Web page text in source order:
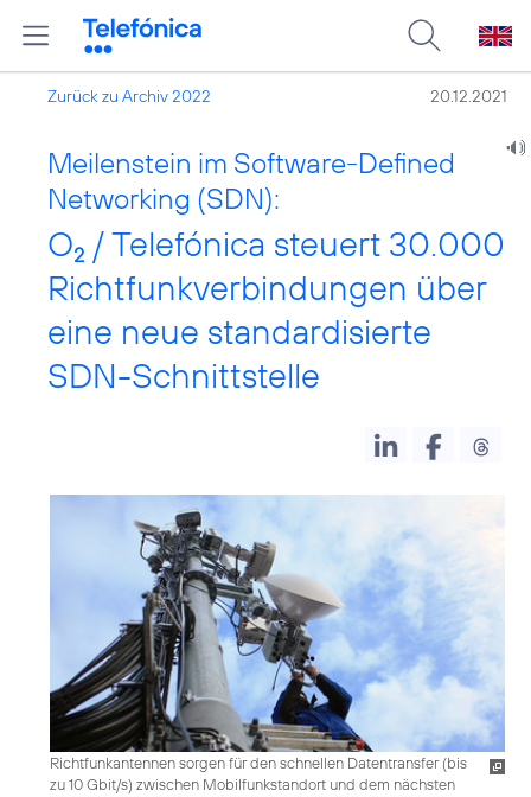
Zurück zu Archiv 2022 20.12.2021
Meilenstein im Software-Defined
Networking (SDN):
O2 / Telefónica steuert 30.000
Richtfunkverbindungen über
eine neue standardisierte
SDN-Schnittstelle
Richtfunkantennen sorgen für den schnellen Datentransfer (bis
zu 10 Gbit/s) zwischen Mobilfunkstandort und dem nächsten